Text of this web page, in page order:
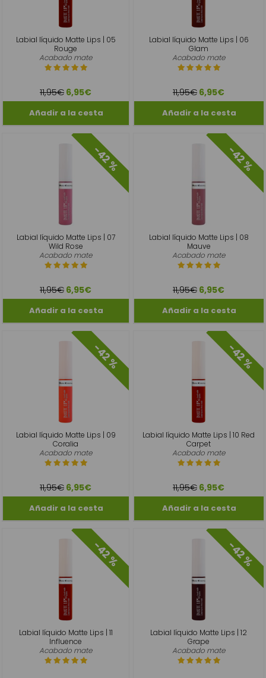
Labial líquido Matte Lips | 05
Rouge
Acabado mate
11,95€ 6,95€
Labial líquido Matte Lips | 06
Glam
Acabado mate
11,95€ 6,95€
Labial líquido Matte Lips | 07
Wild Rose
Acabado mate
-42 %
11,95€ 6,95€
Labial líquido Matte Lips | 08
Mauve
Acabado mate
-42 %
11,95€ 6,95€
Labial líquido Matte Lips | 09
Coralia
Acabado mate
-42 %
11,95€ 6,95€
Labial líquido Matte Lips | 10 Red
Carpet
Acabado mate
-42 %
11,95€ 6,95€
Labial líquido Matte Lips | 11
Influence
Acabado mate
-42 %
Labial líquido Matte Lips | 12
Grape
Acabado mate
-42 %